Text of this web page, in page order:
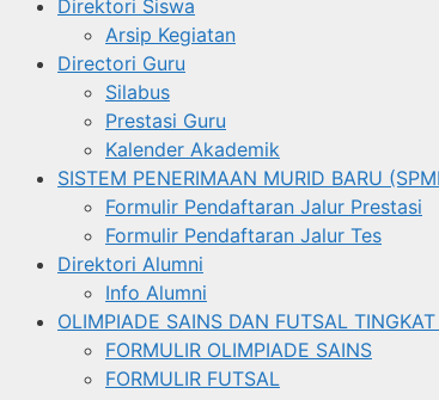
Direktori Siswa
Arsip Kegiatan
Directori Guru
Silabus
Prestasi Guru
Kalender Akademik
SISTEM PENERIMAAN MURID BARU
Formulir Pendaftaran Jalur Prestasi
Formulir Pendaftaran Jalur Tes
Direktori Alumni
Info Alumni
OLIMPIADE SAINS DAN FUTSAL
FORMULIR OLIMPIADE SAINS
FORMULIR FUTSAL